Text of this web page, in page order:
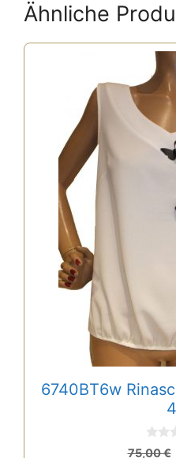
Ähnliche
6740BT6w
0
75,00€